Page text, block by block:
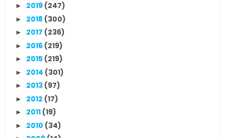
► 2019 (247)
► 2018 (300)
► 2017 (236)
► 2016 (219)
► 2015 (219)
► 2014 (301)
► 2013 (97)
► 2012 (17)
► 2011 (19)
► 2010 (34)